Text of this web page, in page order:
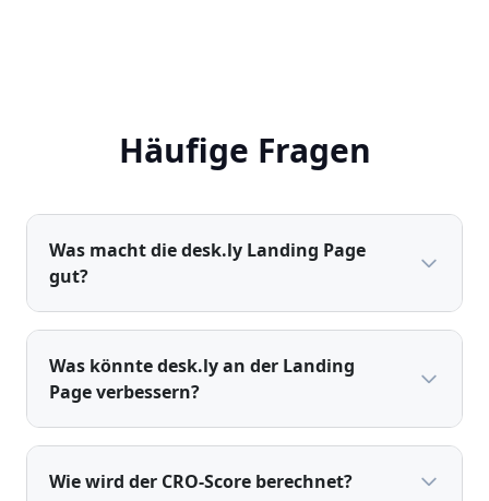
Häufige Fragen
Was macht die desk.ly Landing Page
gut?
Was könnte desk.ly an der Landing
Page verbessern?
Wie wird der CRO-Score berechnet?